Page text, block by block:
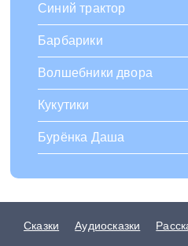
Синий трактор
Барбарики
Волшебники двора
Кукутики
Бурёнка Даша
Сказки Аудиосказки